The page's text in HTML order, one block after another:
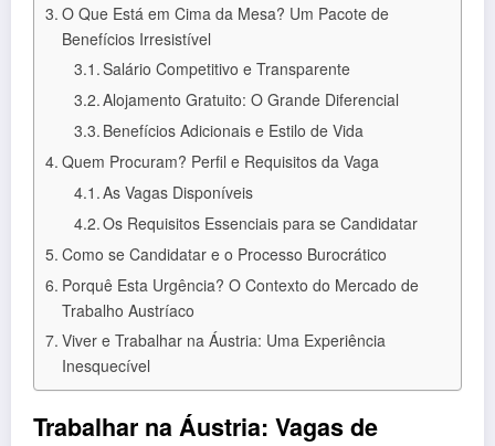
O Que Está em Cima da Mesa? Um Pacote de
Benefícios Irresistível
Salário Competitivo e Transparente
Alojamento Gratuito: O Grande Diferencial
Benefícios Adicionais e Estilo de Vida
Quem Procuram? Perfil e Requisitos da Vaga
As Vagas Disponíveis
Os Requisitos Essenciais para se Candidatar
Como se Candidatar e o Processo Burocrático
Porquê Esta Urgência? O Contexto do Mercado de
Trabalho Austríaco
Viver e Trabalhar na Áustria: Uma Experiência
Inesquecível
Trabalhar na Áustria: Vagas de